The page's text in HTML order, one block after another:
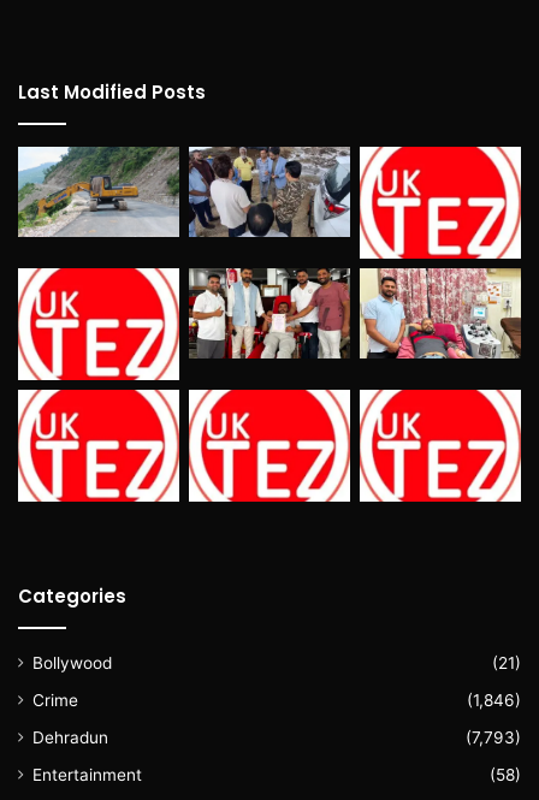
Last Modified Posts
Categories
Bollywood
(21)
Crime
(1,846)
Dehradun
(7,793)
Entertainment
(58)